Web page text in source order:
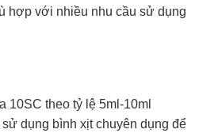
hợp với nhiều nhu cầu sử dụng
10SC theo tỷ lệ 5ml-10ml
dụng bình xịt chuyên dụng để